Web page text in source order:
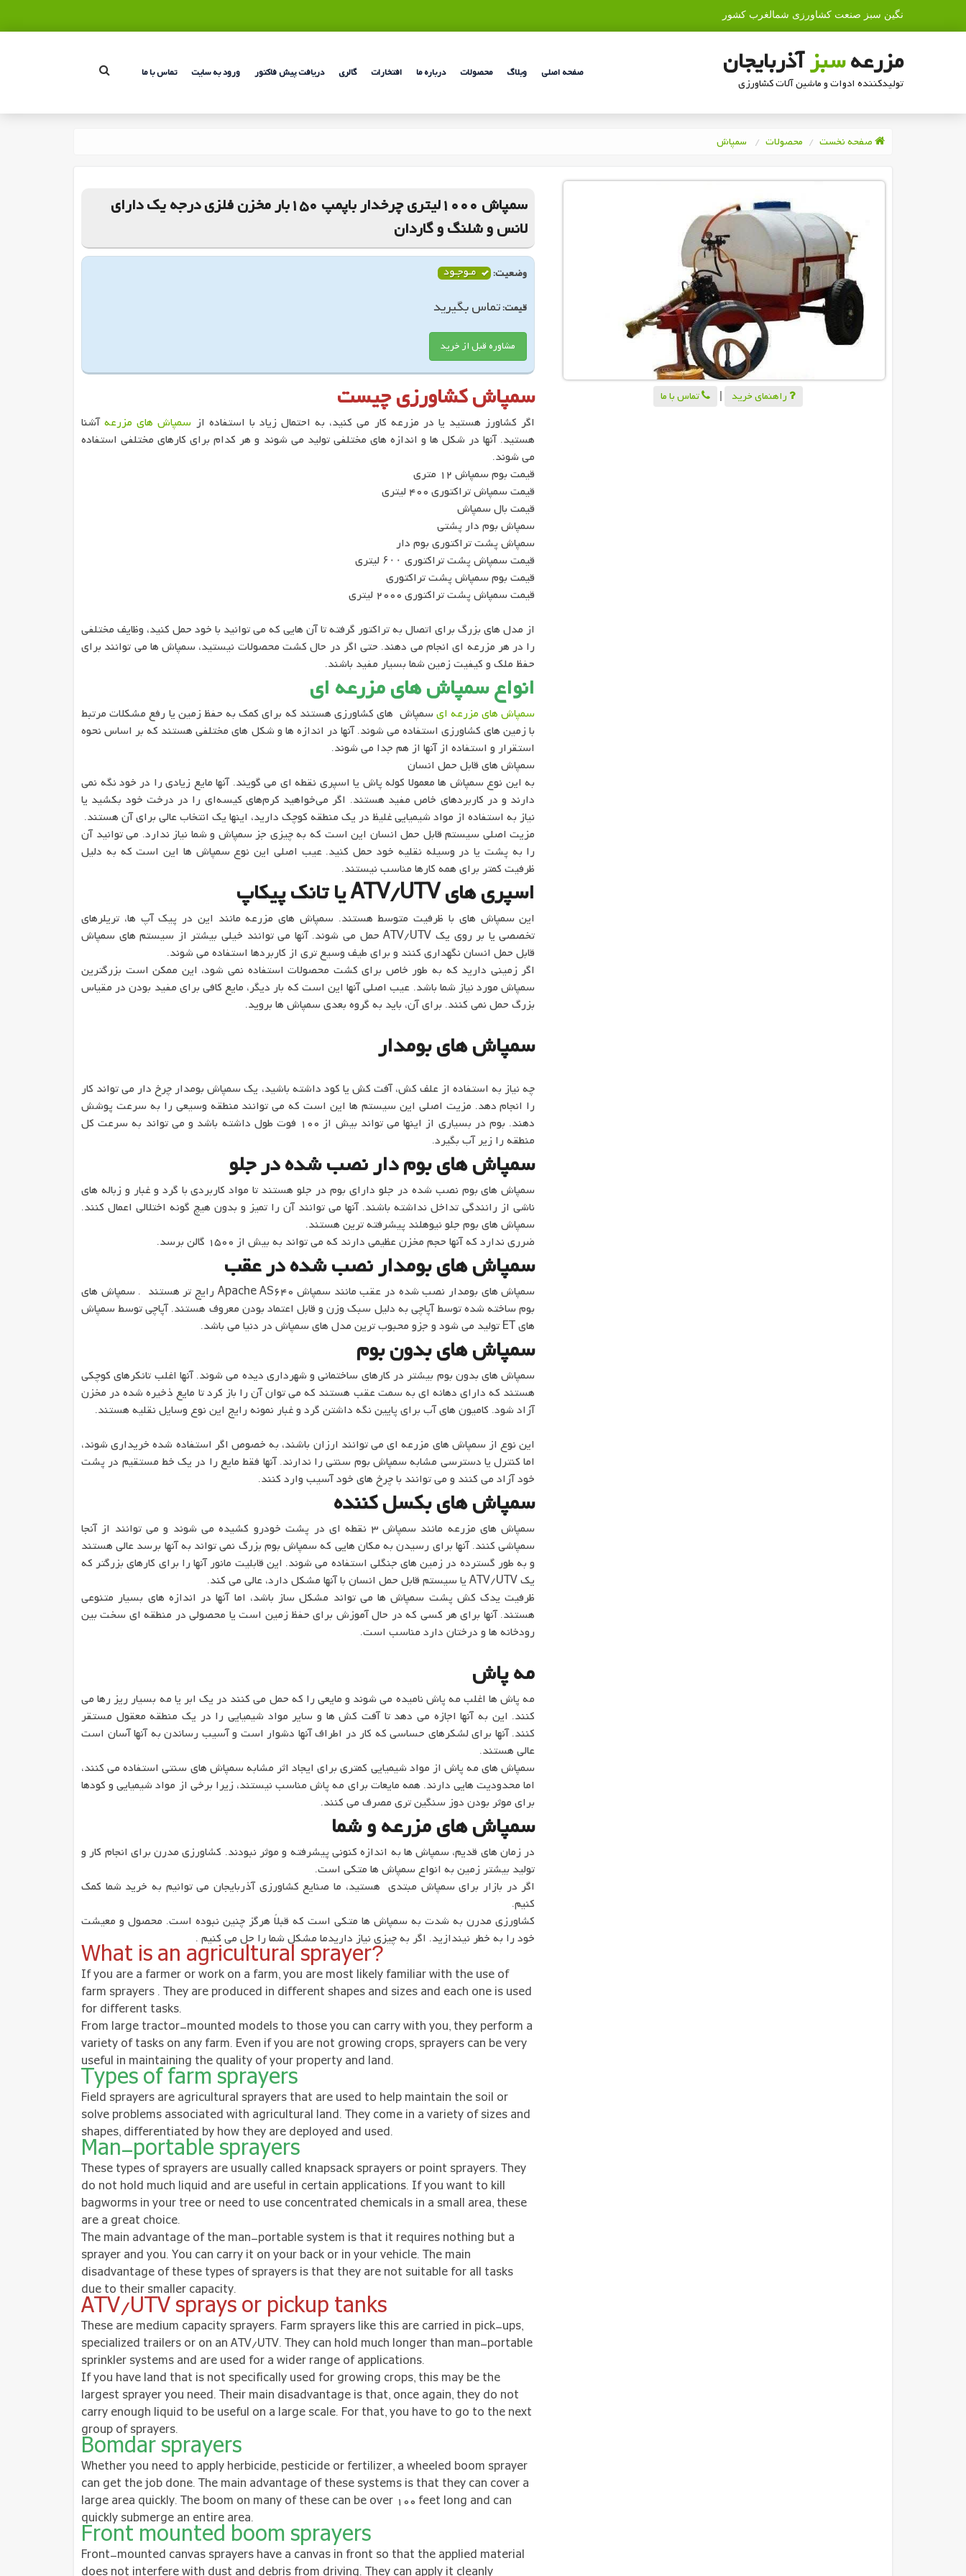
نگین سبز صنعت کشاورزی شمالغرب کشور
مزرعهسبزآذربایجان
تولیدکننده ادوات و ماشین آلات کشاورزی
صفحه اصلی وبلاگ محصولات درباره ما افتخارات گالری دریافت پیش فاکتور ورود به سایت تماس با ما
صفحه نخست محصولات سمپاش
راهنمای خرید | تماس با ما
سمپاش 1000لیتری چرخدار باپمپ 150بار مخزن فلزی درجه یک دارای
لانس و شلنگ و گاردان
وضعیت:
قیمت:تماس بگیرید
مشاوره قبل از خرید
سمپاش کشاورزی چیست
اگر کشاورز هستید یا در مزرعه کار می کنید، به احتمال زیاد با استفاده از سمپاش های مزرعهآشنا
هستید. آنها در شکل ها و اندازه های مختلفی تولید می شوند و هر کدام برای کارهای مختلفی استفاده
می شوند.
قیمت بوم سمپاش 12 متری
قیمت سمپاش تراکتوری 400 لیتری
قیمت بال سمپاش
سمپاش بوم دار پشتی
سمپاش پشت تراکتوری بوم دار
قیمت سمپاش پشت تراکتوری ۶۰۰ لیتری
قیمت بوم سمپاش پشت تراکتوری
قیمت سمپاش پشت تراکتوری 2000 لیتری
از مدل های بزرگ برای اتصال به تراکتور گرفته تا آن هایی که می توانید با خود حمل کنید، وظایف مختلفی
را در هر مزرعه ای انجام می دهند. حتی اگر در حال کشت محصولات نیستید، سمپاش ها می توانند برای
حفظ ملک و کیفیت زمین شما بسیار مفید باشند.
انواع سمپاش های مزرعه ای
سمپاش های مزرعه ای سمپاش های کشاورزی هستند که برای کمک به حفظ زمین یا رفع مشکلات مرتبط
با زمین های کشاورزی استفاده می شوند. آنها در اندازه ها و شکل های مختلفی هستند که بر اساس نحوه
استقرار و استفاده از آنها از هم جدا می شوند.
سمپاش های قابل حمل انسان
به این نوع سمپاش ها معمولا کوله پاش یا اسپری نقطه ای می گویند. آنها مایع زیادی را در خود نگه نمی
دارند و در کاربردهای خاص مفید هستند. اگر می‌خواهید کرم‌های کیسه‌ای را در درخت خود بکشید یا
نیاز به استفاده از مواد شیمیایی غلیظ در یک منطقه کوچک دارید، اینها یک انتخاب عالی برای آن هستند.
مزیت اصلی سیستم قابل حمل انسان این است که به چیزی جز سمپاش و شما نیاز ندارد. می توانید آن
را به پشت یا در وسیله نقلیه خود حمل کنید. عیب اصلی این نوع سمپاش ها این است که به دلیل
ظرفیت کمتر برای همه کارها مناسب نیستند.
اسپری های ATV/UTV یا تانک پیکاپ
این سمپاش های با ظرفیت متوسط هستند. سمپاش های مزرعه مانند این در پیک آپ ها، تریلرهای
تخصصی یا بر روی یک ATV/UTV حمل می شوند. آنها می توانند خیلی بیشتر از سیستم های سمپاش
قابل حمل انسان نگهداری کنند و برای طیف وسیع تری از کاربردها استفاده می شوند.
اگر زمینی دارید که به طور خاص برای کشت محصولات استفاده نمی شود، این ممکن است بزرگترین
سمپاش مورد نیاز شما باشد. عیب اصلی آنها این است که بار دیگر، مایع کافی برای مفید بودن در مقیاس
بزرگ حمل نمی کنند. برای آن، باید به گروه بعدی سمپاش ها بروید.
سمپاش های بومدار
چه نیاز به استفاده از علف کش، آفت کش یا کود داشته باشید، یک سمپاش بومدار چرخ دار می تواند کار
را انجام دهد. مزیت اصلی این سیستم ها این است که می توانند منطقه وسیعی را به سرعت پوشش
دهند. بوم در بسیاری از اینها می تواند بیش از 100 فوت طول داشته باشد و می تواند به سرعت کل
منطقه را زیر آب بگیرد.
سمپاش های بوم دار نصب شده در جلو
سمپاش های بوم نصب شده در جلو دارای بوم در جلو هستند تا مواد کاربردی با گرد و غبار و زباله های
ناشی از رانندگی تداخل نداشته باشند. آنها می توانند آن را تمیز و بدون هیچ گونه اختلالی اعمال کنند.
سمپاش های بوم جلو نیوهلند پیشرفته ترین هستند.
ضرری ندارد که آنها حجم مخزن عظیمی دارند که می تواند به بیش از 1500 گالن برسد.
سمپاش های بومدار نصب شده در عقب
سمپاش های بومدار نصب شده در عقب مانند سمپاش Apache AS640 رایج تر هستند . سمپاش های
بوم ساخته شده توسط آپاچی به دلیل سبک وزن و قابل اعتماد بودن معروف هستند. آپاچی توسط سمپاش
های ET تولید می شود و جزو محبوب ترین مدل های سمپاش در دنیا می باشد.
سمپاش های بدون بوم
سمپاش های بدون بوم بیشتر در کارهای ساختمانی و شهرداری دیده می شوند. آنها اغلب تانکرهای کوچکی
هستند که دارای دهانه ای به سمت عقب هستند که می توان آن را باز کرد تا مایع ذخیره شده در مخزن
آزاد شود. کامیون های آب برای پایین نگه داشتن گرد و غبار نمونه رایج این نوع وسایل نقلیه هستند.
این نوع از سمپاش های مزرعه ای می توانند ارزان باشند، به خصوص اگر استفاده شده خریداری شوند،
اما کنترل یا دسترسی مشابه سمپاش بوم سنتی را ندارند. آنها فقط مایع را در یک خط مستقیم در پشت
خود آزاد می کنند و می توانند با چرخ های خود آسیب وارد کنند.
سمپاش های بکسل کننده
سمپاش های مزرعه مانند سمپاش 3 نقطه ای در پشت خودرو کشیده می شوند و می توانند از آنجا
سمپاشی کنند. آنها برای رسیدن به مکان هایی که سمپاش بوم بزرگ نمی تواند به آنها برسد عالی هستند
و به طور گسترده در زمین های جنگلی استفاده می شوند. این قابلیت مانور آنها را برای کارهای بزرگتر که
یک ATV/UTV یا سیستم قابل حمل انسان با آنها مشکل دارد، عالی می کند.
ظرفیت یدک کش پشت سمپاش ها می تواند مشکل ساز باشد، اما آنها در اندازه های بسیار متنوعی
هستند. آنها برای هر کسی که در حال آموزش برای حفظ زمین است یا محصولی در منطقه ای سخت بین
رودخانه ها و درختان دارد مناسب است.
مه پاش
مه پاش ها اغلب مه پاش نامیده می شوند و مایعی را که حمل می کنند در یک ابر یا مه بسیار ریز رها می
کنند. این به آنها اجازه می دهد تا آفت کش ها و سایر مواد شیمیایی را در یک منطقه معقول مستقر
کنند. آنها برای لشکرهای حساسی که کار در اطراف آنها دشوار است و آسیب رساندن به آنها آسان است
عالی هستند.
سمپاش های مه پاش از مواد شیمیایی کمتری برای ایجاد اثر مشابه سمپاش های سنتی استفاده می کنند،
اما محدودیت هایی دارند. همه مایعات برای مه پاش مناسب نیستند، زیرا برخی از مواد شیمیایی و کودها
برای موثر بودن دوز سنگین تری مصرف می کنند.
سمپاش های مزرعه و شما
در زمان های قدیم، سمپاش ها به اندازه کنونی پیشرفته و موثر نبودند. کشاورزی مدرن برای انجام کار و
تولید بیشتر زمین به انواع سمپاش ها متکی است.
اگر در بازار برای سمپاش مبتدی هستید، ما صنایع کشاورزی آذربایجان می توانیم به خرید شما کمک
کنیم.
کشاورزی مدرن به شدت به سمپاش ها متکی است که قبلاً هرگز چنین نبوده است. محصول و معیشت
خود را به خطر نیندازید. اگر به چیزی نیاز داریدما مشکل شما را حل می کنیم .
What is an agricultural sprayer?
If you are a farmer or work on a farm, you are most likely familiar with the use of
farm sprayers . They are produced in different shapes and sizes and each one is used
for different tasks.
From large tractor-mounted models to those you can carry with you, they perform a
variety of tasks on any farm. Even if you are not growing crops, sprayers can be very
useful in maintaining the quality of your property and land.
Types of farm sprayers
Field sprayers are agricultural sprayers that are used to help maintain the soil or
solve problems associated with agricultural land. They come in a variety of sizes and
shapes, differentiated by how they are deployed and used.
Man-portable sprayers
These types of sprayers are usually called knapsack sprayers or point sprayers. They
do not hold much liquid and are useful in certain applications. If you want to kill
bagworms in your tree or need to use concentrated chemicals in a small area, these
are a great choice.
The main advantage of the man-portable system is that it requires nothing but a
sprayer and you. You can carry it on your back or in your vehicle. The main
disadvantage of these types of sprayers is that they are not suitable for all tasks
due to their smaller capacity.
ATV/UTV sprays or pickup tanks
These are medium capacity sprayers. Farm sprayers like this are carried in pick-ups,
specialized trailers or on an ATV/UTV. They can hold much longer than man-portable
sprinkler systems and are used for a wider range of applications.
If you have land that is not specifically used for growing crops, this may be the
largest sprayer you need. Their main disadvantage is that, once again, they do not
carry enough liquid to be useful on a large scale. For that, you have to go to the next
group of sprayers.
Bomdar sprayers
Whether you need to apply herbicide, pesticide or fertilizer, a wheeled boom sprayer
can get the job done. The main advantage of these systems is that they can cover a
large area quickly. The boom on many of these can be over 100 feet long and can
quickly submerge an entire area.
Front mounted boom sprayers
Front-mounted canvas sprayers have a canvas in front so that the applied material
does not interfere with dust and debris from driving. They can apply it cleanly